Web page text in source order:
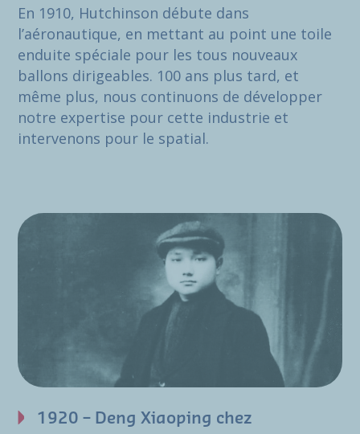
En 1910, Hutchinson débute dans
l’aéronautique, en mettant au point une toile
enduite spéciale pour les tous nouveaux
ballons dirigeables. 100 ans plus tard, et
même plus, nous continuons de développer
notre expertise pour cette industrie et
intervenons pour le spatial.
1920 – Deng Xiaoping chez